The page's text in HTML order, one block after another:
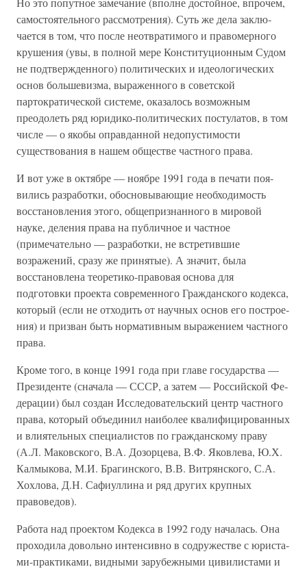
самостоятельного рассмотрения). Суть же дела заклю­
чается в том, что после неотвратимого и правомерного
крушения (увы, в полной мере Конституционным Судом
не подтвержденного) политических и идеологических
основ большевизма, выраженного в советской
партократической системе, оказалось возможным
преодолеть ряд юридико-политических постулатов, в том
числе — о якобы оправ­данной недопустимости
существования в нашем обществе частного права.
И вот уже в октябре — ноябре 1991 года в печати поя­
вились разработки, обосновывающие необходимость
восста­новления этого, общепризнанного в мировой
науке, деления права на публичное и частное
(примечательно — разработ­ки, не встретившие
возражений, сразу же принятые). А значит, была
восстановлена теоретико-правовая основа для
подготовки проекта современного Гражданского кодекса,
который (если не отходить от научных основ его построе­
ния) и призван быть нормативным выражением частного
права.
Кроме того, в конце 1991 года при главе государства —
Президенте (сначала — СССР, а затем — Российской Фе­
дерации) был создан Исследовательский центр частного
права, который объединил наиболее квалифицированных
и влиятельных специалистов по гражданскому праву
(А.Л. Ма­ковского, В.А. Дозорцева, В.Ф. Яковлева, Ю.Х.
Калмыкова, М.И. Брагинского, В.В. Витрянского, С.А.
Хохлова, Д.Н. Сафиуллина и ряд других крупных
правоведов).
Работа над проектом Кодекса в 1992 году началась. Она
проходила довольно интенсивно в содружестве с юриста­
ми-практиками, видными зарубежными цивилистами и